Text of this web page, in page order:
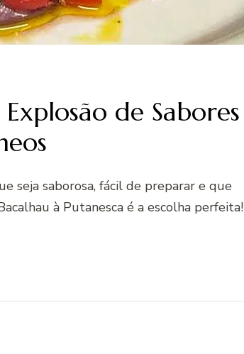
de Sabores
seja saborosa, fácil de preparar e que
à Putanesca é a escolha perfeita!